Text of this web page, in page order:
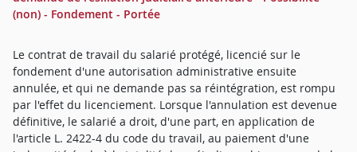
(non) - Fondement - Portée
Le contrat de travail du salarié protégé, licencié sur le
fondement d'une autorisation administrative ensuite
annulée, et qui ne demande pas sa réintégration, est rompu
par l'effet du licenciement. Lorsque l'annulation est devenue
définitive, le salarié a droit, d'une part, en application de
l'article L. 2422-4 du code du travail, au paiement d'une